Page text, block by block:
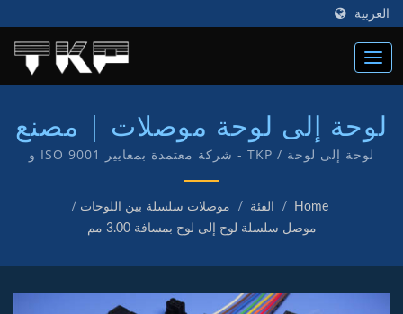
العربية
لوحة إلى لوحة موصلات | مصنع
موصلات الكمبيوتر عالية التيار |
TKP
لوحة إلى لوحة / TKP - شركة معتمدة بمعايير ISO 9001 و
IATF16949 وهذا يعكس التزامنا بتقديم خدمة ومنتجات عالية
الجودة لعملائنا. لدينا قسم البحث والتطوير وتصنيع منتجاتنا
الخاصة بعلامة TKP.
Home
/ الفئة / موصلات سلسلة بين اللوحات /
موصل سلسلة لوح إلى لوح بمسافة 3.00 مم